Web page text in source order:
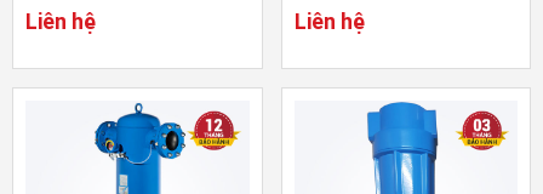
Liên hệ Liên hệ